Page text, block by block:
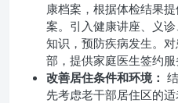
康档案，根据体检结果
案。引入健康讲座、义
知识，预防疾病发生。
部，提供家庭医生签约服
改善居住条件和环境：
先考虑老干部居住区的